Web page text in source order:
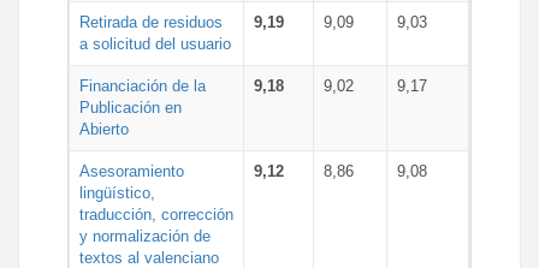
Retirada de residuos
a solicitud del usuario
9,19 9,09 9,03
Financiación de la
Publicación en
Abierto
9,18 9,02 9,17
Asesoramiento
lingüístico,
traducción, corrección
y normalización de
textos al valenciano
9,12 8,86 9,08